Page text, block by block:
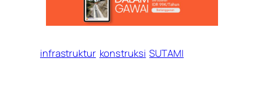
infrastruktur konstruksi SUTAMI